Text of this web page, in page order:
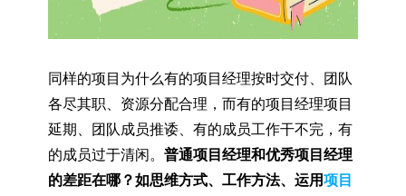
同样的项目为什么有的项目经理按时交付、团队
各尽其职、资源分配合理，而有的项目经理项目
延期、团队成员推诿、有的成员工作干不完，有
的成员过于清闲。 普通项目经理和优秀项目经理
的差距在哪？如思维方式、工作方法、运用项目